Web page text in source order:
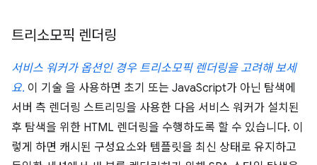
트리소모픽 렌더링
서비스 워커가 옵션인 경우 트리소모픽 렌더링을 고려해 보세
요. 이 기술 을 사용하면 초기 또는 JavaScript가 아닌 탐색에
서버 측 렌더링 스트리밍을 사용한 다음 서비스 워커가 설치된
후 탐색을 위한 HTML 렌더링을 수행하도록 할 수 있습니다. 이
렇게 하면 캐시된 구성요소와 템플릿을 최신 상태로 유지하고